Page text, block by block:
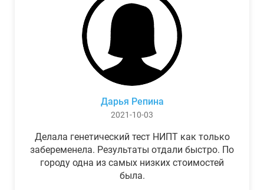
Дарья Репина
2021-10-03
Делала генетический тест НИПТ как только
забеременела. Результаты отдали быстро. По
городу одна из самых низких стоимостей
была.